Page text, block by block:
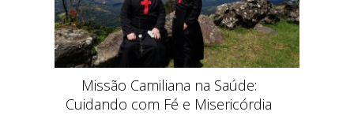
Missão Camiliana na Saúde:
Cuidando com Fé e Misericórdia